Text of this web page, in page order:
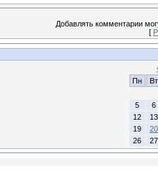
Добавлять комментарии
[
Пн
Вт
5
6
12
13
19
20
26
27